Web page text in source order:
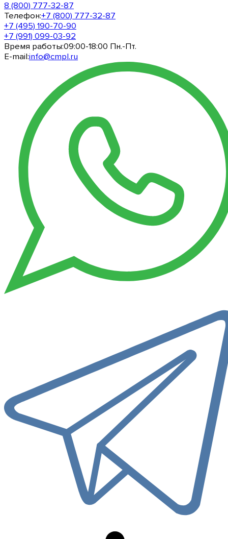
8 (800) 777-32-87
Телефон:+7 (800) 777-32-87
+7 (495) 190-70-90
+7 (991) 099-03-92
Время работы:09:00-18:00 Пн.-Пт.
E-mail:info@cmpl.ru